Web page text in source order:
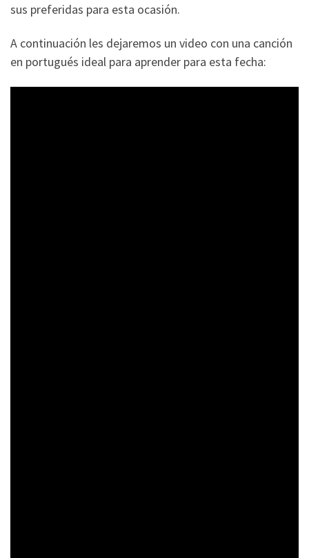
sus preferidas para esta ocasión.
A continuación les dejaremos un video con una canción
en portugués ideal para aprender para esta fecha: